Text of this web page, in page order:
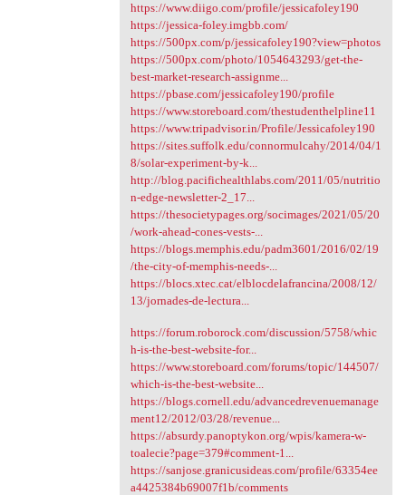
https://www.diigo.com/profile/jessicafoley190
https://jessica-foley.imgbb.com/
https://500px.com/p/jessicafoley190?view=photos
https://500px.com/photo/1054643293/get-the-
best-market-research-assignme...
https://pbase.com/jessicafoley190/profile
https://www.storeboard.com/thestudenthelpline11
https://www.tripadvisor.in/Profile/Jessicafoley190
https://sites.suffolk.edu/connormulcahy/2014/04/1
8/solar-experiment-by-k...
http://blog.pacifichealthlabs.com/2011/05/nutritio
n-edge-newsletter-2_17...
https://thesocietypages.org/socimages/2021/05/20
/work-ahead-cones-vests-...
https://blogs.memphis.edu/padm3601/2016/02/19
/the-city-of-memphis-needs-...
https://blocs.xtec.cat/elblocdelafrancina/2008/12/
13/jornades-de-lectura...
https://forum.roborock.com/discussion/5758/whic
h-is-the-best-website-for...
https://www.storeboard.com/forums/topic/144507/
which-is-the-best-website...
https://blogs.cornell.edu/advancedrevenuemanage
ment12/2012/03/28/revenue...
https://absurdy.panoptykon.org/wpis/kamera-w-
toalecie?page=379#comment-1...
https://sanjose.granicusideas.com/profile/63354ee
a4425384b69007f1b/comments